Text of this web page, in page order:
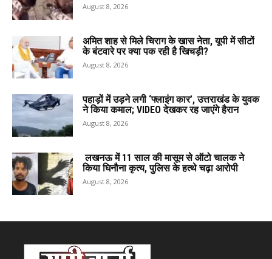
August 8, 2026
अमित शाह से मिले चिराग के खास नेता, यूपी में सीटों
के बंटवारे पर क्या पक रही है खिचड़ी?
August 8, 2026
पहाड़ों में उड़ने लगी ‘फ्लाइंग कार’, उत्तराखंड के युवक
ने किया कमाल; VIDEO देखकर रह जाएंगे हैरान
August 8, 2026
लखनऊ में 11 साल की मासूम से ऑटो चालक ने
किया घिनौना कृत्य, पुलिस के हत्थे चढ़ा आरोपी
August 8, 2026